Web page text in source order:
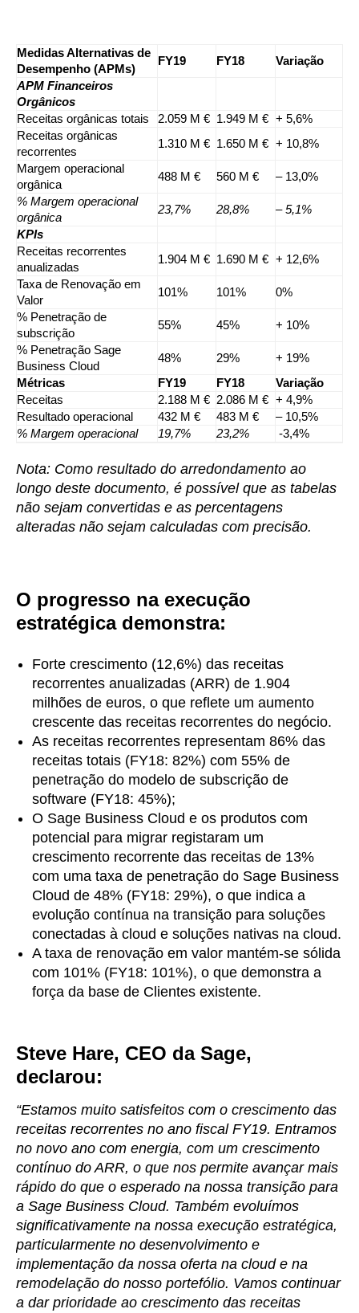
Medidas Alternativas de
Desempenho (APMs)
FY19 FY18
Variação
APM Financeiros
Orgânicos
Receitas orgânicas totais
2.059 M € 1.949 M € + 5,6%
Receitas orgânicas
recorrentes
1.310 M € 1.650 M € + 10,8%
Margem operacional
orgânica
488 M € 560 M €
– 13,0%
% Margem operacional
orgânica
23,7% 28,8%
– 5,1%
KPIs
Receitas recorrentes
anualizadas
1.904 M € 1.690 M € + 12,6%
Taxa de Renovação em
Valor
101% 101%
0%
% Penetração de
subscrição
55% 45%
+ 10%
% Penetração Sage
Business Cloud
48% 29%
+ 19%
Métricas
FY19 FY18
Variação
Receitas
2.188 M € 2.086 M € + 4,9%
Resultado operacional
432 M € 483 M €
– 10,5%
% Margem operacional
19,7% 23,2% -3,4%
Nota: Como resultado do arredondamento ao
longo deste documento, é possível que as tabelas
não sejam convertidas e as percentagens
alteradas não sejam calculadas com precisão.
O progresso na execução
estratégica demonstra:
Forte crescimento (12,6%) das receitas
recorrentes anualizadas (ARR) de 1.904
milhões de euros, o que reflete um aumento
crescente das receitas recorrentes do negócio.
As receitas recorrentes representam 86% das
receitas totais (FY18: 82%) com 55% de
penetração do modelo de subscrição de
software (FY18: 45%);
O Sage Business Cloud e os produtos com
potencial para migrar registaram um
crescimento recorrente das receitas de 13%
com uma taxa de penetração do Sage Business
Cloud de 48% (FY18: 29%), o que indica a
evolução contínua na transição para soluções
conectadas à cloud e soluções nativas na cloud.
A taxa de renovação em valor mantém-se sólida
com 101% (FY18: 101%), o que demonstra a
força da base de Clientes existente.
Steve Hare, CEO da Sage,
declarou:
“Estamos muito satisfeitos com o crescimento das
receitas recorrentes no ano fiscal FY19. Entramos
no novo ano com energia, com um crescimento
contínuo do ARR, o que nos permite avançar mais
rápido do que o esperado na nossa transição para
a Sage Business Cloud. Também evoluímos
significativamente na nossa execução estratégica,
particularmente no desenvolvimento e
implementação da nossa oferta na cloud e na
remodelação do nosso portefólio. Vamos continuar
a dar prioridade ao crescimento das receitas